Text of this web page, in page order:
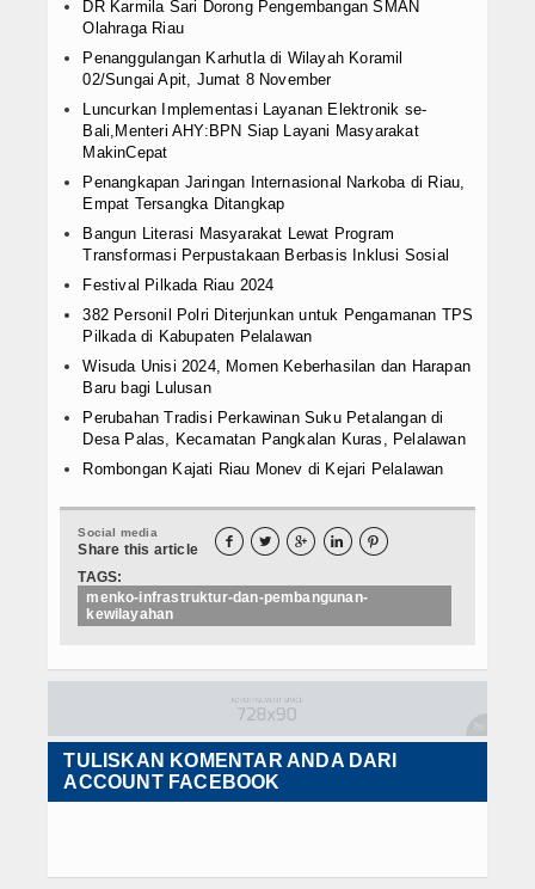
DR Karmila Sari Dorong Pengembangan SMAN
Olahraga Riau
Penanggulangan Karhutla di Wilayah Koramil
02/Sungai Apit, Jumat 8 November
Luncurkan Implementasi Layanan Elektronik se-
Bali,Menteri AHY:BPN Siap Layani Masyarakat
MakinCepat
Penangkapan Jaringan Internasional Narkoba di Riau,
Empat Tersangka Ditangkap
Bangun Literasi Masyarakat Lewat Program
Transformasi Perpustakaan Berbasis Inklusi Sosial
Festival Pilkada Riau 2024
382 Personil Polri Diterjunkan untuk Pengamanan TPS
Pilkada di Kabupaten Pelalawan
Wisuda Unisi 2024, Momen Keberhasilan dan Harapan
Baru bagi Lulusan
Perubahan Tradisi Perkawinan Suku Petalangan di
Desa Palas, Kecamatan Pangkalan Kuras, Pelalawan
Rombongan Kajati Riau Monev di Kejari Pelalawan
Social media
Share this article     
TAGS:
menko-infrastruktur-dan-pembangunan-
kewilayahan
TULISKAN KOMENTAR ANDA DARI
ACCOUNT FACEBOOK